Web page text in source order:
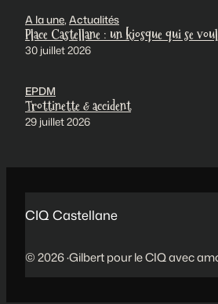
A la une, Actualités
Place Castellane : un kiosque qui se
30 juillet 2026
EPDM
Trottinette & accident
29 juillet 2026
CIQ Castellane
© 2026 ·Gilbert pour le CIQ avec